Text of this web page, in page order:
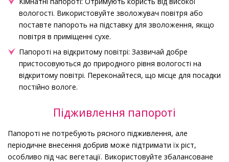
вологості. Використовуйте зволожувач повітря або
поставте папороть на підставку для зволоження, якщо
повітря в приміщенні сухе.
Папороті на відкритому повітрі: Зазвичай добре
пристосовуються до природного рівня вологості на
відкритому повітрі. Переконайтеся, що місце для посадки
постійно вологе.
Підживлення папороті
Папороті не потребують рясного підживлення, але
періодичне внесення добрив може підтримати їх ріст,
особливо під час вегетації. Використовуйте збалансоване